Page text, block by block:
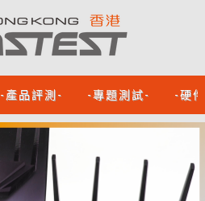
-產品評測- -專題測試- -硬